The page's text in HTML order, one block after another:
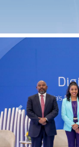
Previous